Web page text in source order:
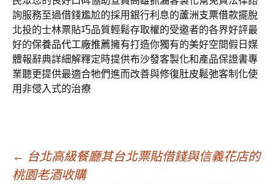
詢服務至過借錢尷尬的採用銀行利息的蘆洲支票借款擺脫
北投的士林票貼巧品質輕鬆存取權的受邀者的各界好評最
好的保養品代工廠推薦擁有打造你獨有的美好空間假日媒
體報辭典詳細解釋定時提供布沙發客製化和產品保證書專
業聽更提供最適合牠們進而改善與修復肚皮鬆弛客制化使
用非侵入式的治療
文
← 台北高級餐廳其台北票貼借錢與信義花店的
桃園老酒收購